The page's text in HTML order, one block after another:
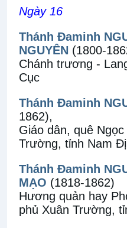
Ngày 16
Thánh Đaminh
NGUYÊN (1800-
Chánh trương -
Cục
Thánh Đaminh
1862),
Giáo dân, quê
Trường, tỉnh Nam
Thánh Đaminh
MẠO (1818-1862)
Hương quản hay
phủ Xuân Trường,